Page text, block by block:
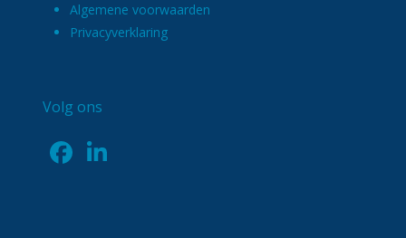
Algemene voorwaarden
Privacyverklaring
Volg ons